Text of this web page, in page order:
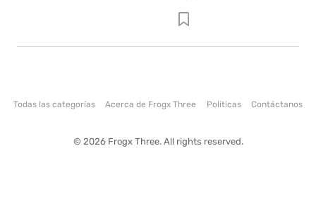
Todas las categorías Acerca de Frogx Three Politicas Contáctanos
© 2026 Frogx Three. All rights reserved.